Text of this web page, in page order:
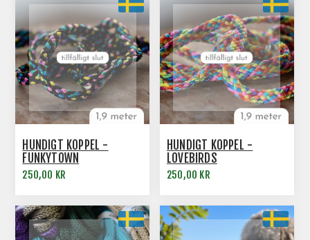
HUNDIGT KOPPEL -
FUNKYTOWN
250,00 KR
HUNDIGT KOPPEL -
LOVEBIRDS
250,00 KR